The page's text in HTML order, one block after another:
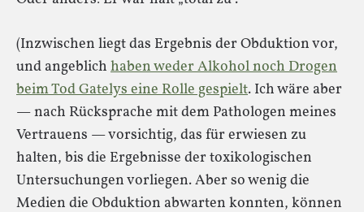
(Inzwischen liegt das Ergebnis der Obduktion vor,
und angeblich haben weder Alkohol noch Drogen
beim Tod Gatelys eine Rolle gespielt. Ich wäre aber
— nach Rücksprache mit dem Pathologen meines
Vertrauens — vorsichtig, das für erwiesen zu
halten, bis die Ergebnisse der toxikologischen
Untersuchungen vorliegen. Aber so wenig die
Medien die Obduktion abwarten konnten, können